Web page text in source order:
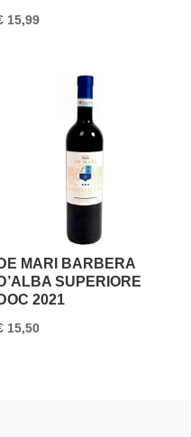
15,99
DE MARI BARBERA
D’ALBA SUPERIORE
DOC 2021
15,50